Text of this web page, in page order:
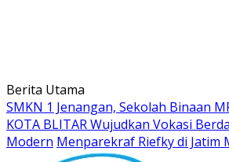
Berita Utama
SMKN 1 Jenangan, Sekolah Binaan
KOTA BLITAR Wujudkan Vokasi
Modern Menparekraf Riefky di Jatim